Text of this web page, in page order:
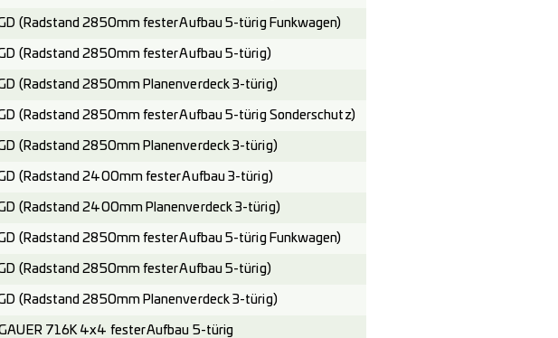
(Radstand 2850mm fester Aufbau 5-türig Funkwagen)
(Radstand 2850mm fester Aufbau 5-türig)
(Radstand 2850mm Planenverdeck 3-türig)
(Radstand 2850mm fester Aufbau 5-türig Sonderschutz)
(Radstand 2850mm Planenverdeck 3-türig)
(Radstand 2400mm fester Aufbau 3-türig)
(Radstand 2400mm Planenverdeck 3-türig)
(Radstand 2850mm fester Aufbau 5-türig Funkwagen)
(Radstand 2850mm fester Aufbau 5-türig)
(Radstand 2850mm Planenverdeck 3-türig)
716K 4x4 fester Aufbau 5-türig